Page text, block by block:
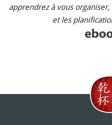
apprendrez à vous
et les